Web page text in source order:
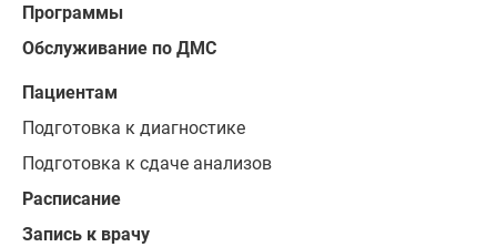
Программы
Обслуживание по ДМС
Пациентам
Подготовка к диагностике
Подготовка к сдаче анализов
Расписание
Запись к врачу